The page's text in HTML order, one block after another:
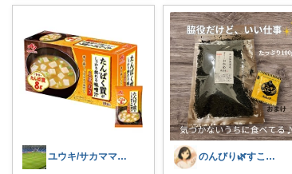
ユウキ/サカママ応援&パパ指導者応援 のんびり🌿すこやか暮らし